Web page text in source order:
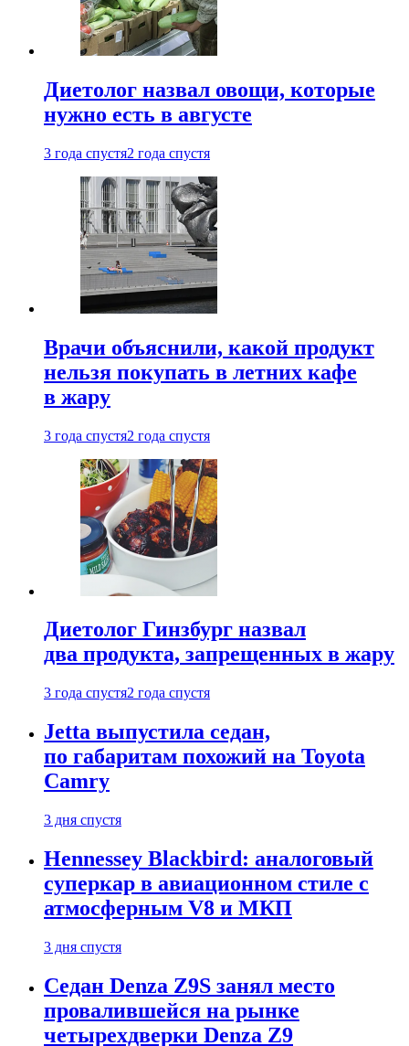
Диетолог назвал овощи, которые
нужно есть в августе
3 года спустя2 года спустя
Врачи объяснили, какой продукт
нельзя покупать в летних кафе
в жару
3 года спустя2 года спустя
Диетолог Гинзбург назвал
два продукта, запрещенных в жару
3 года спустя2 года спустя
Jetta выпустила седан,
по габаритам похожий на Toyota
Camry
3 дня спустя
Hennessey Blackbird: аналоговый
суперкар в авиационном стиле с
атмосферным V8 и МКП
3 дня спустя
Седан Denza Z9S занял место
провалившейся на рынке
четырехдверки Denza Z9